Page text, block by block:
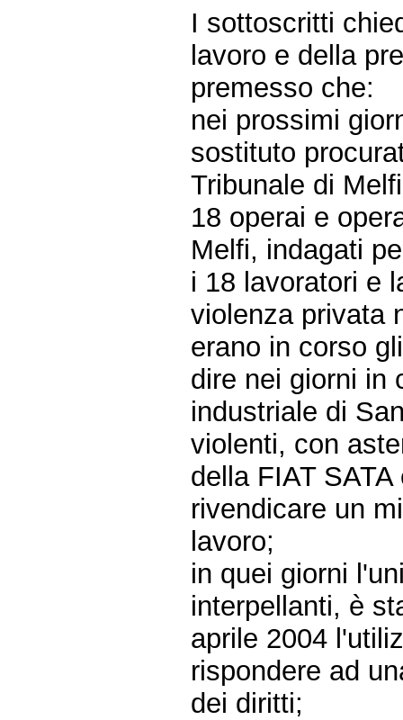
I sottoscritti
lavoro e della
premesso che:
nei prossimi
sostituto
Tribunale di
18 operai e
Melfi, indagati
i 18 lavoratori e
violenza privata
erano in corso
dire nei giorni in
industriale di
violenti, con
della FIAT
rivendicare un
lavoro;
in quei giorni
interpellanti, è
aprile 2004
rispondere ad
dei diritti;